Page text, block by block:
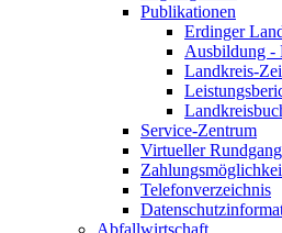
Publikationen
Erdinger
Ausbildung -
Landkreis-
Service-Zentrum
Virtueller Rundgang
Telefonverzeichnis
Abfallwirtschaft